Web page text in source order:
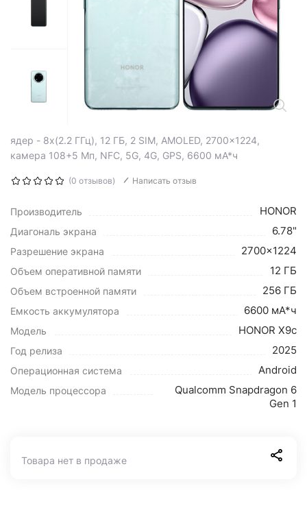
ядер - 8x(2.2 ГГц), 12 ГБ, 2 SIM, AMOLED, 2700x1224,
камера 108+5 Мп, NFC, 5G, 4G, GPS, 6600 мА*ч
(0 отзывов) Написать отзыв
Производитель HONOR
Диагональ экрана 6.78"
Разрешение экрана 2700x1224
Объем оперативной памяти 12 ГБ
Объем встроенной памяти 256 ГБ
Емкость аккумулятора 6600 мА*ч
Модель HONOR X9c
Год релиза 2025
Операционная система Android
Модель процессора
Qualcomm Snapdragon 6
Gen 1
Товара нет в продаже